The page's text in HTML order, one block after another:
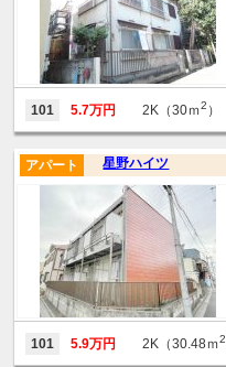
101 5.7万円 2K（30ｍ2 ）
星野ハイツ
アパート
101 5.9万円 2K（30.48ｍ2